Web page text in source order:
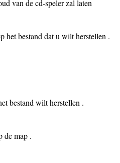
van de cd-speler zal laten
het bestand dat u wilt herstellen .
bestand wilt herstellen .
de map .